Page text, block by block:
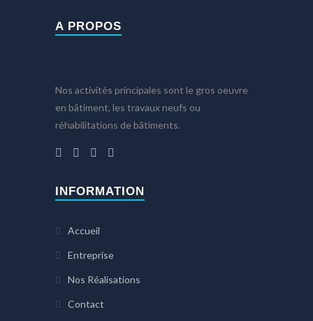
A PROPOS
Nos activités principales sont le gros oeuvre
en bâtiment, les travaux neufs ou
réhabilitations de bâtiments.
INFORMATION
Accueil
Entreprise
Nos Réalisations
Contact